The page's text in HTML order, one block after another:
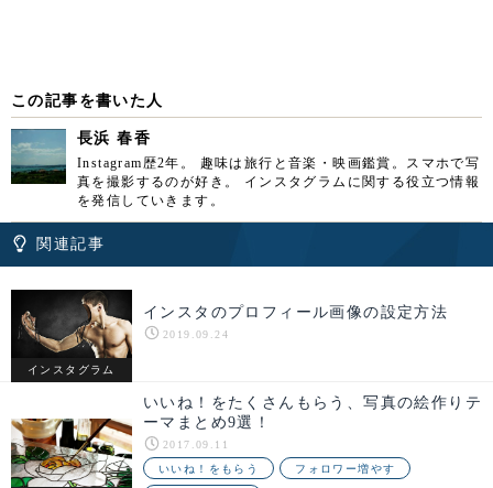
この記事を書いた人
長浜 春香
Instagram歴2年。 趣味は旅行と音楽・映画鑑賞。スマホで写
真を撮影するのが好き。 インスタグラムに関する役立つ情報
を発信していきます。
関連記事
インスタグラム
インスタのプロフィール画像の設定方法
2019.09.24
いいね！をたくさんもらう、写真の絵作りテ
ーマまとめ9選！
2017.09.11
いいね！をもらう
フォロワー増やす